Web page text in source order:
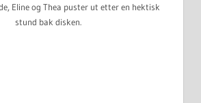
Eline og Thea puster ut etter en hektisk
stund bak disken.